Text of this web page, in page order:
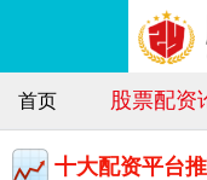
首页 股票配资
十大配资平台